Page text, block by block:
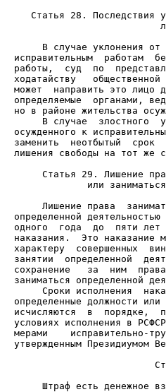
В случае уклонения от
исправительным  работам
работы,  суд  по
ходатайству
может  направить это лицо
определяемые  органами,
В случае  злостного
осужденного к
заменить  неотбытый  срок
лишения свободы на тот же
или
Лишение права
определенной
одного  года  до  пяти лет
наказания.  Это наказание
характеру  совершенных
занятии  определенной
сохранение   за  ним
Сроки исполнения
определенные должности
исчисляются  в  порядке,
условиях исполнения в
мерами    исправительно-
утвержденным Президиумом
Штраф есть денежное